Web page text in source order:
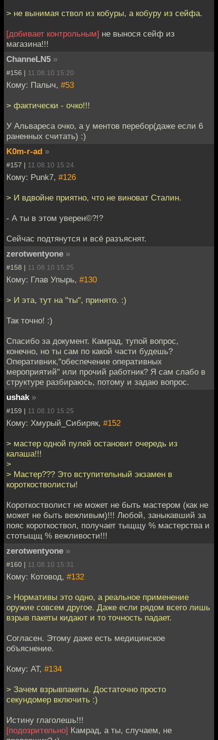
> не вынимая ствол из кобуры, а кобуру из сейфа.
[добивает контрольным] не вынося сейф из
магазина!!!
ChanneLN5 »
#156 | 11.08.10 15:20
Кому: Палыч, #53
> фактически - очко!!!
У Альвареса очко, а у ментов перебор(даже если 6
раненных считать) :)
K0m-r-ad »
#157 | 11.08.10 15:24
Кому: Punk7, #126
> И вдвойне приятно, что не виноват Сталин.
- А ты в этом уверен©?!?
Сейчас подтянутся и всё разъяснят.
zerotwentyone »
#158 | 11.08.10 15:25
Кому: Глав Упырь, #130
> И эта, тут на "ты", принято. :)
Так точно! :)
Спасибо за документ. Камрад, тупой вопрос,
конечно, но ты сам по какой части будешь?
Оперативник,"обеспечение оперативных
мероприятий" или прочий работник? Я сам слабо в
структуре разбираюсь, потому и задаю вопрос.
ushak »
#159 | 11.08.10 15:25
Кому: Хмурый_Сибиряк, #152
> мастер одной пулей остановит очередь из
калаша!!!
>
> Мастер??? Это вступительный экзамен в
короткостволисты!
Короткостволист не может не быть мастером (как не
может не быть вежливым)!!! Любой, заныкавший за
пояс короткоствол, получает тыщщу % мастерства и
стотыщщ % вежливости!!!
zerotwentyone »
#160 | 11.08.10 15:31
Кому: Котовод, #132
> Нормативы это одно, а реальное применение
оружие совсем другое. Даже если рядом всего лишь
взрыв пакеты кидают и то точность падает.
Согласен. Этому даже есть медицинское
объяснение.
Кому: AT, #134
> Зачем взрывпакеты. Достаточно просто
секундомер включить :)
Истину глаголешь!!!
[подозрительно] Камрад, а ты, случаем, не